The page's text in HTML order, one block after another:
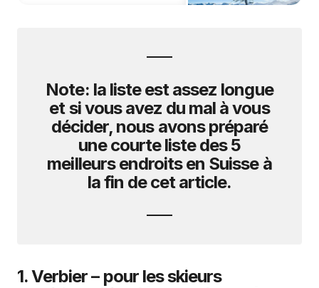
Note: la liste est assez longue
et si vous avez du mal à vous
décider, nous avons préparé
une courte liste des 5
meilleurs endroits en Suisse à
la fin de cet article.
1. Verbier – pour les skieurs